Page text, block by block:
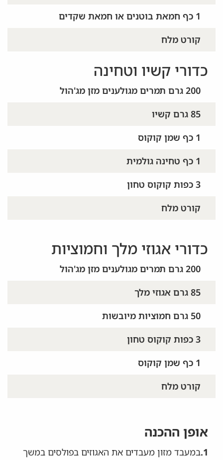
1 כף חמאת בוטנים או חמאת שקדים
קורט מלח
כדורי קשיו וטחינה
200 גרם תמרים מגולענים מזן מג'הול
85 גרם קשיו
1 כף שמן קוקוס
1 כף טחינה גולמית
3 כפות קוקוס טחון
קורט מלח
כדורי אגוזי מלך וחמוציות
200 גרם תמרים מגולענים מזן מג'הול
85 גרם אגוזי מלך
50 גרם חמוציות מיובשות
3 כפות קוקוס טחון
1 כף שמן קוקוס
קורט מלח
אופן ההכנה
1. במעבד מזון מעבדים את האגוזים בפולסים במשך